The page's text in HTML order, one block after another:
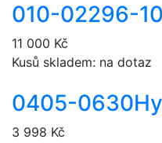
010-02296-10
11 000 Kč
Kusů skladem: na dotaz
0405-0630
3 998 Kč